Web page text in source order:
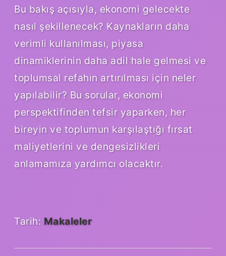
Bu bakış açısıyla, ekonomi gelecekte
nasıl şekillenecek? Kaynakların daha
verimli kullanılması, piyasa
dinamiklerinin daha adil hale gelmesi ve
toplumsal refahın artırılması için neler
yapılabilir? Bu sorular, ekonomi
perspektifinden tefsir yaparken, her
bireyin ve toplumun karşılaştığı fırsat
maliyetlerini ve dengesizlikleri
anlamamıza yardımcı olacaktır.
Tarih: Makaleler